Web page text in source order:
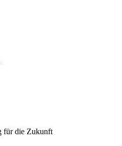
für die Zukunft